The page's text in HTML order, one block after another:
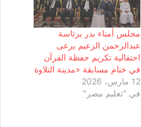
مجلس أمناء بدر برئاسة
عبدالرحمن الزعيم يرعى
احتفالية تكريم حفظة القرآن
في ختام مسابقة «مدينة التلاوة
12 مارس، 2026
في "تعليم مصر"